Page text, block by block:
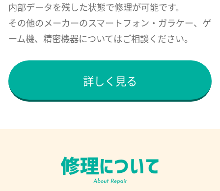
内部データを残した状態で修理が可能です。
その他のメーカーのスマートフォン・ガラケー、ゲ
ーム機、精密機器についてはご相談ください。
詳しく見る